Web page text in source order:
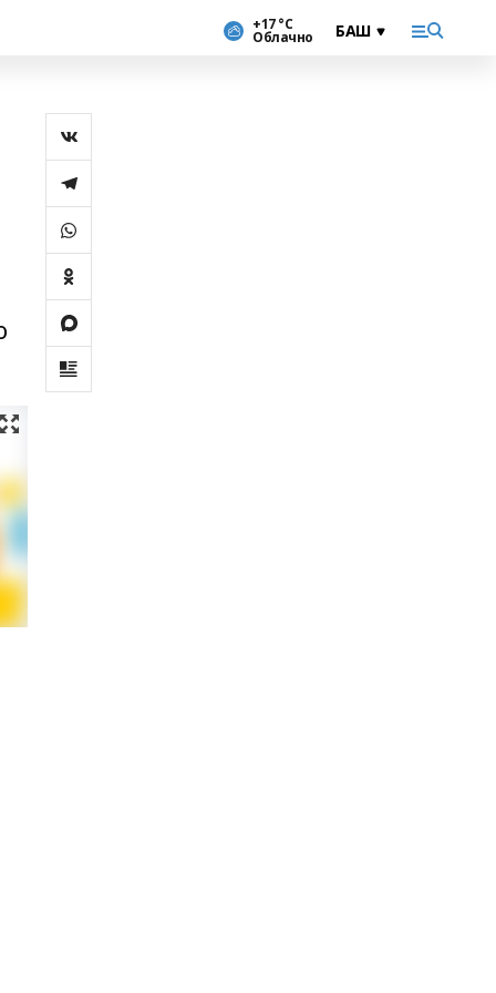
+17 °С
Облачно